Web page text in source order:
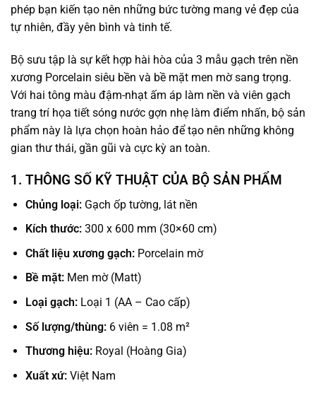
phép bạn kiến tạo nên những bức tường mang vẻ đẹp của
tự nhiên, đầy yên bình và tinh tế.
Bộ sưu tập là sự kết hợp hài hòa của 3 mẫu gạch trên nền
xương Porcelain siêu bền và bề mặt men mờ sang trọng.
Với hai tông màu đậm-nhạt ấm áp làm nền và viên gạch
trang trí họa tiết sóng nước gợn nhẹ làm điểm nhấn, bộ sản
phẩm này là lựa chọn hoàn hảo để tạo nên những không
gian thư thái, gần gũi và cực kỳ an toàn.
1. THÔNG SỐ KỸ THUẬT CỦA BỘ SẢN PHẨM
Chủng loại:Gạch ốp tường, lát nền
Kích thước:300 x 600 mm (30×60 cm)
Chất liệu xương gạch:Porcelain mờ
Bề mặt:Men mờ (Matt)
Loại gạch:Loại 1 (AA – Cao cấp)
Số lượng/thùng:6 viên = 1.08 m²
Thương hiệu:Royal (Hoàng Gia)
Xuất xứ:Việt Nam